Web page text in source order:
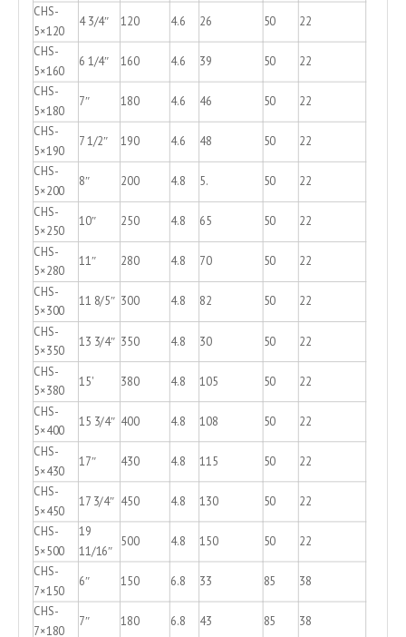
CHS-
5×120
4 3/4″ 120 4.6 26 50
22
CHS-
5×160
6 1/4″ 160 4.6 39 50
22
CHS-
5×180
7″ 180 4.6 46 50
22
CHS-
5×190
7 1/2″ 190 4.6 48 50
22
CHS-
5×200
8″ 200 4.8 5. 50
22
CHS-
5×250
10″ 250 4.8 65 50
22
CHS-
5×280
11″ 280 4.8 70 50
22
CHS-
5×300
11 8/5″ 300 4.8 82 50
22
CHS-
5×350
13 3/4″ 350 4.8 30 50 22
CHS-
5×380
15' 380 4.8 105 50 22
CHS-
5×400
15 3/4″ 400 4.8 108 50 22
CHS-
5×430
17″ 430 4.8 115 50 22
CHS-
5×450
17 3/4″ 450 4.8 130 50 22
CHS-
5×500
19
11/16″
500 4.8 150 50 22
CHS-
7×150
6″ 150 6.8 33 85 38
CHS-
7×180
7″ 180 6.8 43 85 38